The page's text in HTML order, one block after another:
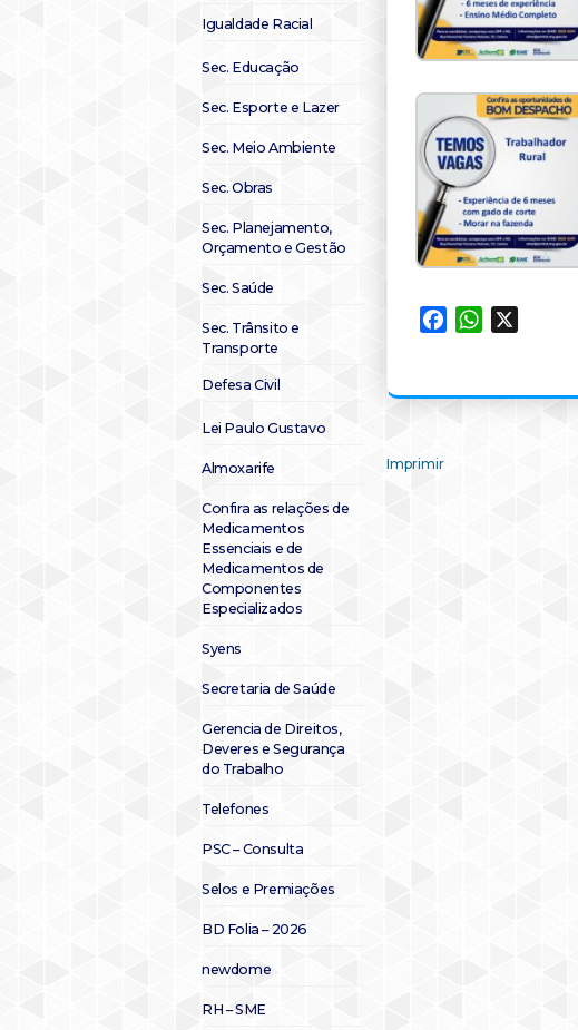
Igualdade Racial
Sec. Educação
Sec. Esporte e Lazer
Sec. Meio Ambiente
Sec. Obras
Sec. Planejamento,
Orçamento e Gestão
Sec. Saúde
Sec. Trânsito e
Transporte
Defesa Civil
Lei Paulo Gustavo
Almoxarife
Confira as relações de
Medicamentos
Essenciais e de
Medicamentos de
Componentes
Especializados
Syens
Secretaria de Saúde
Gerencia de Direitos,
Deveres e Segurança
do Trabalho
Telefones
PSC – Consulta
Selos e Premiações
BD Folia – 2026
newdome
RH – SME
FacebookWhatsApp
Imprimir